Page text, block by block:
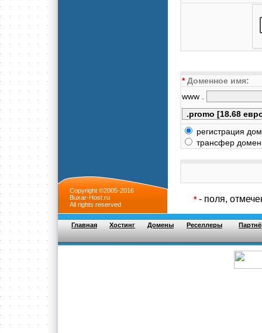
*Доменное имя:
www .
регистрация
трансфер
*- поля,
Copyright ©2005-2016
Buxar-Host.ru
All rights reserved
Главная Хостинг Домены Реселлеры